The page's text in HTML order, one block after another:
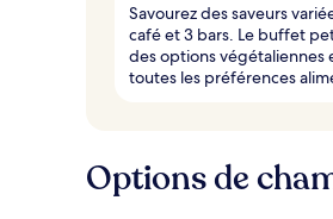
Savourez des saveurs
café et 3 bars. Le buffet
des options végétaliennes
toutes les préférences
Options de